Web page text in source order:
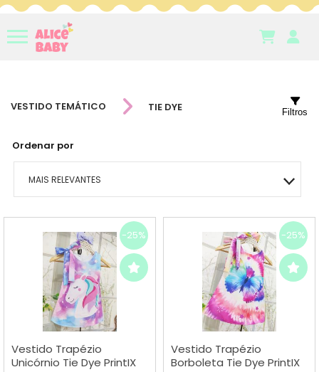
VESTIDO TEMÁTICO TIE DYE
Ordenar por
MAIS RELEVANTES
MAIS VENDIDOS
MENOR PREÇO
MAIOR PREÇO
A - Z
Filtros
-25%
Vestido Trapézio
Unicórnio Tie Dye PrintIX
-25%
Vestido Trapézio
Borboleta Tie Dye PrintIX